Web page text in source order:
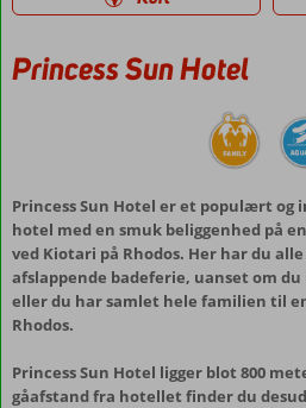
Princess Sun Hotel
Princess Sun Hotel er et populært og
hotel med en smuk beliggenhed på
ved Kiotari på Rhodos. Her har du
afslappende badeferie, uanset om
eller du har samlet hele familien til
Rhodos.
Princess Sun Hotel ligger blot 800
gåafstand fra hotellet finder du